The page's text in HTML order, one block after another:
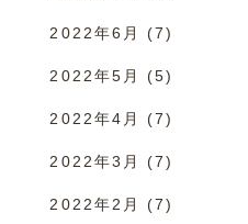
2022年6月 (7)
2022年5月 (5)
2022年4月 (7)
2022年3月 (7)
2022年2月 (7)